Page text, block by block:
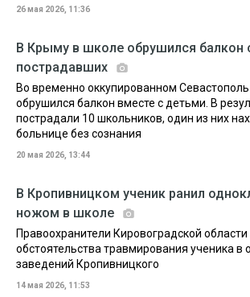
26 мая 2026, 11:36
В Крыму в школе обрушился балкон
пострадавших
Во временно оккупированном
обрушился балкон вместе с детьми. В
пострадали 10 школьников, один из них
больнице без сознания
20 мая 2026, 13:44
В Кропивницком ученик ранил
ножом в школе
Правоохранители Кировоградской
обстоятельства травмирования ученика в
заведений Кропивницкого
14 мая 2026, 11:53